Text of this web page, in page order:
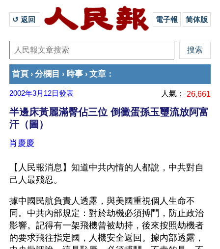
↺ 返回 電子報 简体版
首頁 › 分欄目 › 時事 › 文章 ：
2002年3月12日發表 人氣： 26,661
半邊床黃麗滿臀佔三位 倒黴蛋孫玉璽流放阿富
汗（圖）
肖慶慶
【人民報消息】知道中共內情的人都說，中共對自
己人最殘忍。
據中國民航負責人透露，與美國重視個人生命不
同。中共內部規定：對於劫機必須搏鬥，防止政治
影響。記得有一架飛機曾被劫持，後來按照劫機者
的要求飛往指定國，人機安全返回。據內部透露，